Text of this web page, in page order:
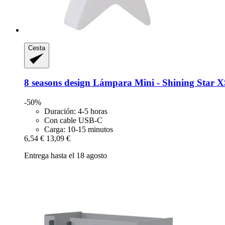
Cesta
8 seasons design Lámpara Mini -​ Shining Star
-50%
Duración: 4-5 horas
Con cable USB-C
Carga: 10-15 minutos
6,54 € 13,09 €
Entrega hasta el 18 agosto